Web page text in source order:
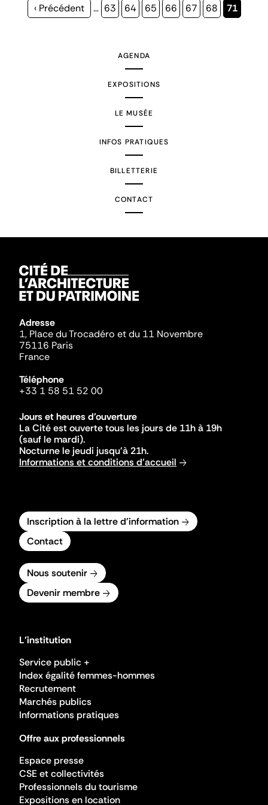
Page
‹ Précédent … Page
63 Page
64 Page
65 Page
66 Page
67 Page
68
Page
71
AGENDA
EXPOSITIONS
LE MUSÉE
INFOS PRATIQUES
BILLETTERIE
CONTACT
Adresse
1, Place du Trocadéro et du 11 Novembre
75116 Paris
France
Téléphone
+33 1 58 51 52 00
Jours et heures d'ouverture
La Cité est ouverte tous les jours de 11h à 19h
(sauf le mardi).
Nocturne le jeudi jusqu'à 21h.
Informations et conditions d'accueil
Inscription à la lettre d'information
Contact
Nous soutenir
Devenir membre
L'institution
Service public +
Index égalité femmes-hommes
Recrutement
Marchés publics
Informations pratiques
Offre aux professionnels
Espace presse
CSE et collectivités
Professionnels du tourisme
Expositions en location